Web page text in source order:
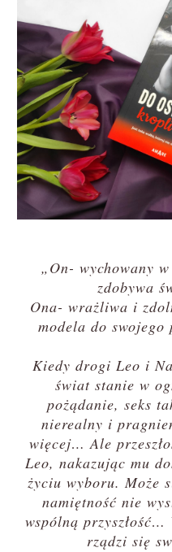
„On- wychowany
zdobywa
Ona- wrażliwa i
modela do
Kiedy drogi Leo i
świat stanie w
pożądanie, seks
nierealny i
więcej… Ale
Leo, nakazując mu
życiu wyboru. Może
namiętność nie
wspólną
rządzi się